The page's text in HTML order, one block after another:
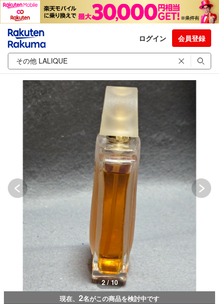
ログイン 会員登録
2 / 10
現在、 2名がこの商品を検討中です